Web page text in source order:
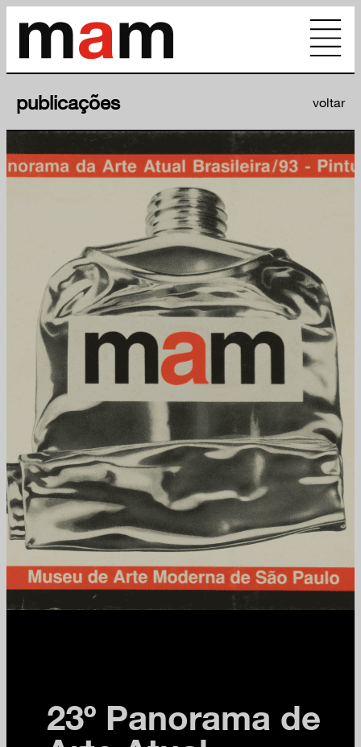
publicações voltar
23º Panorama de